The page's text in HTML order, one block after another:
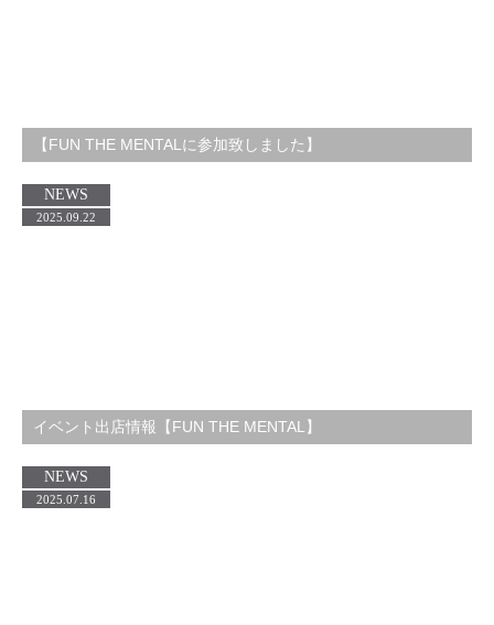
【FUN THE MENTALに参加致しました】
イベント出店情報【FUN THE MENTAL】
NEWS
2025.09.22
NEWS
2025.07.16